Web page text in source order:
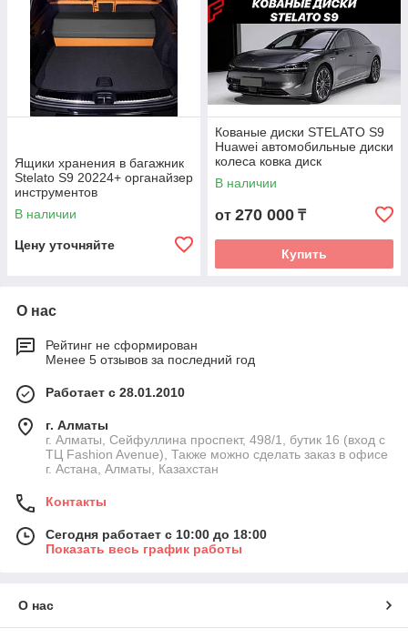
Ящики хранения в багажник
Stelato S9 20224+ органайзер
инструментов
экспедиционный ящик
В наличии
Цену уточняйте
Кованые диски STELATO S9
Huawei автомобильные диски
колеса ковка диск
В наличии
от 270 000 ₸
Купить
О нас
Рейтинг не сформирован
Менее 5 отзывов за последний год
Работает с 28.01.2010
г. Алматы
г. Алматы, Сейфуллина проспект, 498/1, бутик 16 (вход с
ТЦ Fashion Avenue), Также можно сделать заказ в офисе
г. Астана, Алматы, Казахстан
Контакты
Сегодня работает с 10:00 до 18:00
Показать весь график работы
О нас